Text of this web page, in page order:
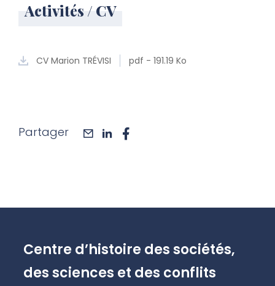
Activités / CV
CV Marion TRÉVISI pdf - 191.19 Ko
Partager maillinkedin
Centre d’histoire des sociétés,
des sciences et des conflits